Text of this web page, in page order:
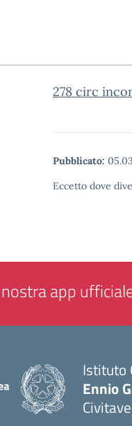
278 circ
Pubblicato:
Eccetto dove
app
Istituto
Ennio